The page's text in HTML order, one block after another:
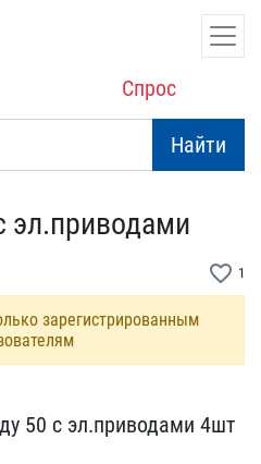
Спрос
Найти
эл.приво​дами
favorite_border 1
зарегистрированным
5​0 с эл.приводами 4шт